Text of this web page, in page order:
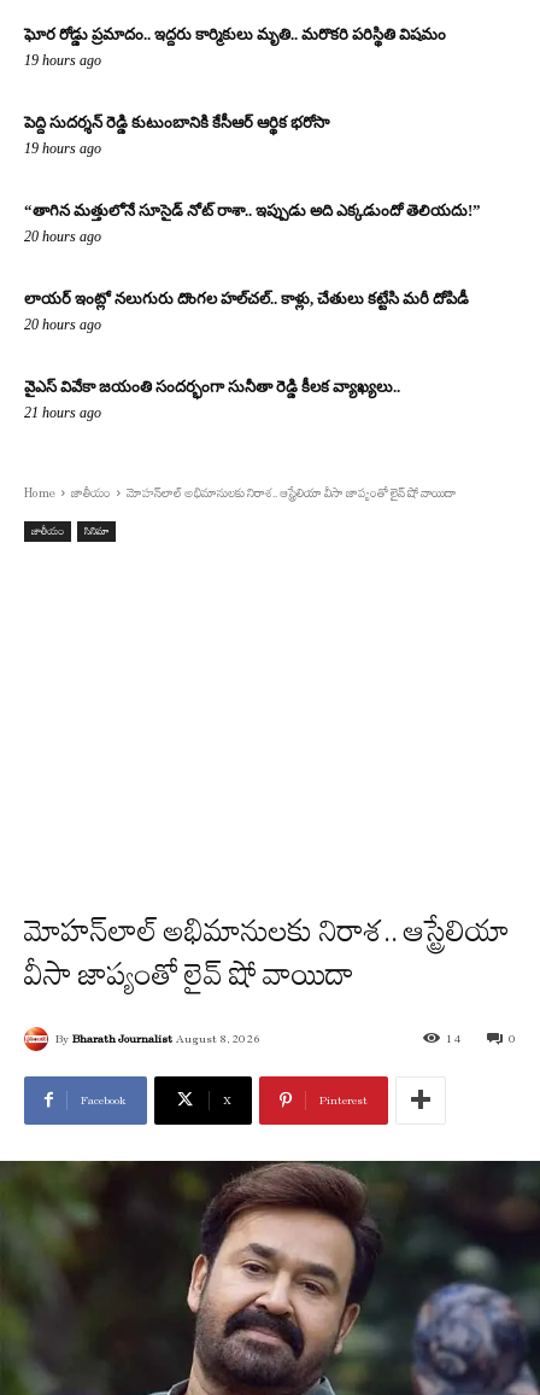
ఘోర రోడ్డు ప్రమాదం.. ఇద్దరు కార్మికులు మృతి.. మరొకరి పరిస్థితి విషమం
19 hours ago
పెద్ది సుదర్శన్ రెడ్డి కుటుంబానికి కేసీఆర్ ఆర్థిక భరోసా
19 hours ago
“తాగిన మత్తులోనే సూసైడ్ నోట్ రాశా.. ఇప్పుడు అది ఎక్కడుందో తెలియదు!”
20 hours ago
లాయర్ ఇంట్లో నలుగురు దొంగల హల్‌చల్.. కాళ్లు, చేతులు కట్టేసి మరీ దోపిడీ
20 hours ago
వైఎస్ వివేకా జయంతి సందర్భంగా సునీతా రెడ్డి కీలక వ్యాఖ్యలు..
21 hours ago